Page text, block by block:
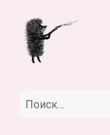
Искать: